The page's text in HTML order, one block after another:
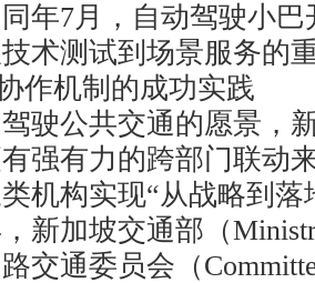
年7月，自动驾驶小
术测试到场景服务的
机制的成功实践
公共交通的愿景，
强有力的跨部门联动
机构实现“从战略到落
加坡交通部（
交通委员会（